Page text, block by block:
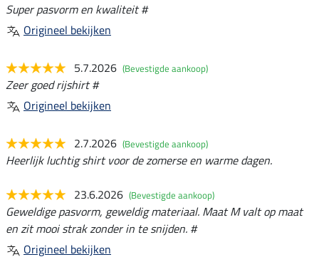
Super pasvorm en kwaliteit #
Origineel bekijken
5.7.2026 (Bevestigde aankoop)
Zeer goed rijshirt #
Origineel bekijken
2.7.2026 (Bevestigde aankoop)
Heerlijk luchtig shirt voor de zomerse en warme dagen.
23.6.2026 (Bevestigde aankoop)
Geweldige pasvorm, geweldig materiaal. Maat M valt op maat
en zit mooi strak zonder in te snijden. #
Origineel bekijken